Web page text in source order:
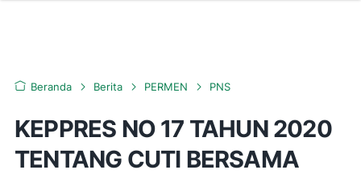
Beranda Berita PERMEN PNS
KEPPRES NO 17 TAHUN 2020
TENTANG CUTI BERSAMA